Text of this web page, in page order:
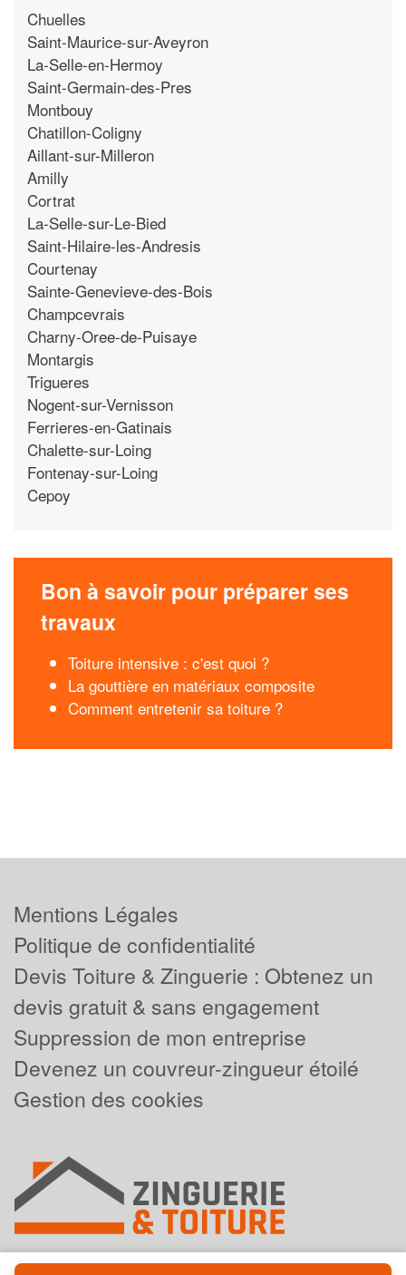
Chuelles
Saint-Maurice-sur-Aveyron
La-Selle-en-Hermoy
Saint-Germain-des-Pres
Montbouy
Chatillon-Coligny
Aillant-sur-Milleron
Amilly
Cortrat
La-Selle-sur-Le-Bied
Saint-Hilaire-les-Andresis
Courtenay
Sainte-Genevieve-des-Bois
Champcevrais
Charny-Oree-de-Puisaye
Montargis
Trigueres
Nogent-sur-Vernisson
Ferrieres-en-Gatinais
Chalette-sur-Loing
Fontenay-sur-Loing
Cepoy
Bon à savoir pour préparer ses
travaux
Toiture intensive : c'est quoi ?
La gouttière en matériaux composite
Comment entretenir sa toiture ?
Mentions Légales
Politique de confidentialité
Devis Toiture & Zinguerie : Obtenez un
devis gratuit & sans engagement
Suppression de mon entreprise
Devenez un couvreur-zingueur étoilé
Gestion des cookies